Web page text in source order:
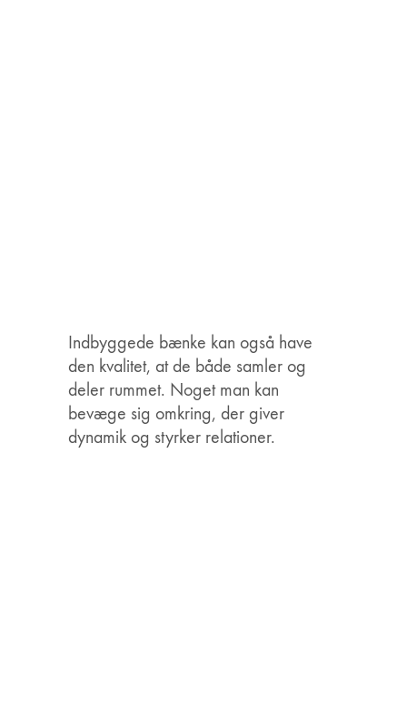
Indbyggede bænke kan også have
den kvalitet, at de både samler og
deler rummet. Noget man kan
bevæge sig omkring, der giver
dynamik og styrker relationer.